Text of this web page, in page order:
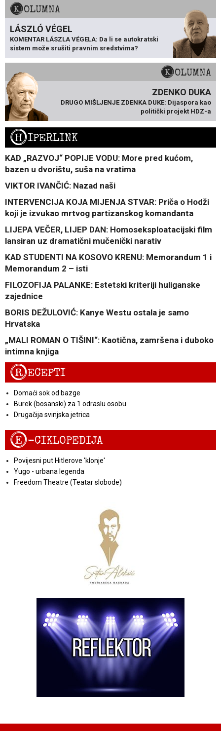
KOLUMNA
LÁSZLÓ VÉGEL
KOMENTAR LÁSZLA VÉGELA: Da li se autokratski
sistem može srušiti pravnim sredstvima?
KOLUMNA
ZDENKO DUKA
DRUGO MIŠLJENJE ZDENKA DUKE: Dijaspora kao
politički projekt HDZ-a
HIPERLINK
KAD „RAZVOJ“ POPIJE VODU: More pred kućom,
bazen u dvorištu, suša na vratima
VIKTOR IVANČIĆ: Nazad naši
INTERVENCIJA KOJA MIJENJA STVAR: Priča o Hodži
koji je izvukao mrtvog partizanskog komandanta
LIJEPA VEČER, LIJEP DAN: Homoseksploatacijski film
lansiran uz dramatični mučenički narativ
KAD STUDENTI NA KOSOVO KRENU: Memorandum 1 i
Memorandum 2 – isti
FILOZOFIJA PALANKE: Estetski kriteriji huliganske
zajednice
BORIS DEŽULOVIĆ: Kanye Westu ostala je samo
Hrvatska
„MALI ROMAN O TIŠINI“: Kaotična, zamršena i duboko
intimna knjiga
RECEPTI
Domaći sok od bazge
Burek (bosanski) za 1 odraslu osobu
Drugačija svinjska jetrica
E-CIKLOPEDIJA
Povijesni put Hitlerove 'klonje'
Yugo - urbana legenda
Freedom Theatre (Teatar slobode)